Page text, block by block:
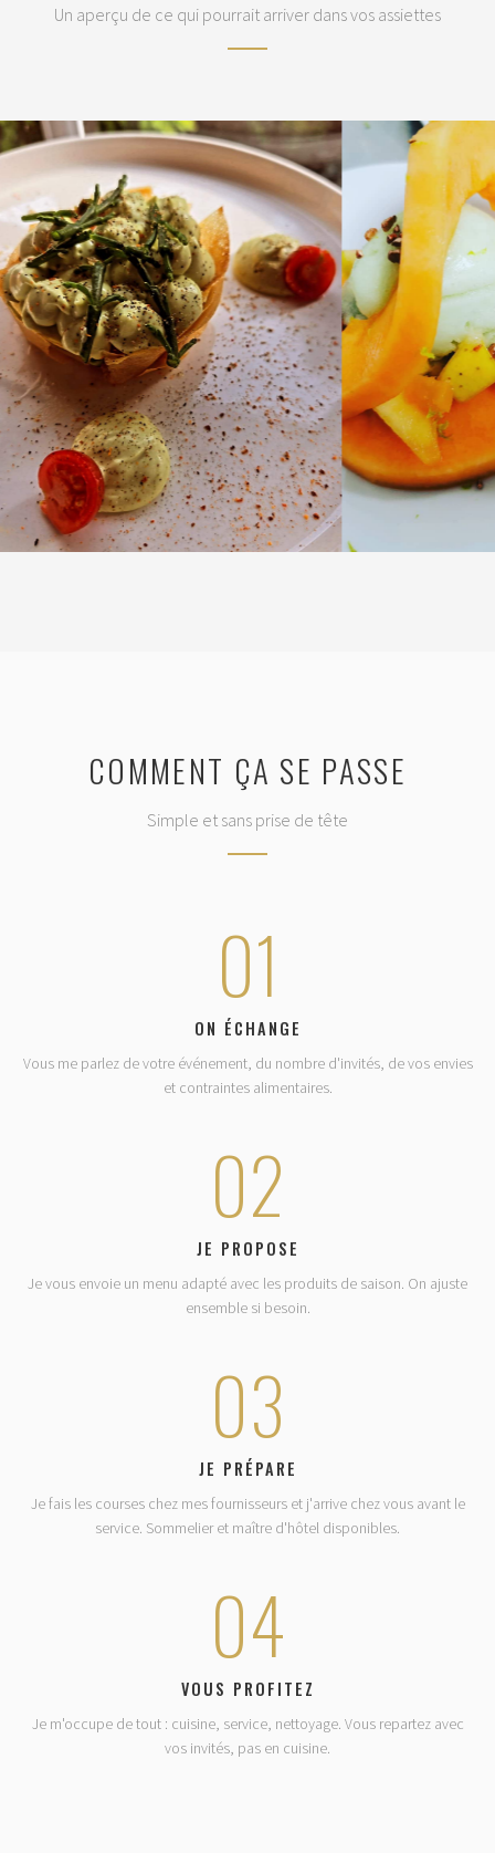
Un aperçu de ce qui pourrait arriver dans vos assiettes
COMMENT ÇA SE PASSE
Simple et sans prise de tête
01
ON ÉCHANGE
Vous me parlez de votre événement, du nombre d'invités, de vos envies
et contraintes alimentaires.
02
JE PROPOSE
Je vous envoie un menu adapté avec les produits de saison. On ajuste
ensemble si besoin.
03
JE PRÉPARE
Je fais les courses chez mes fournisseurs et j'arrive chez vous avant le
service. Sommelier et maître d'hôtel disponibles.
04
VOUS PROFITEZ
Je m'occupe de tout : cuisine, service, nettoyage. Vous repartez avec
vos invités, pas en cuisine.